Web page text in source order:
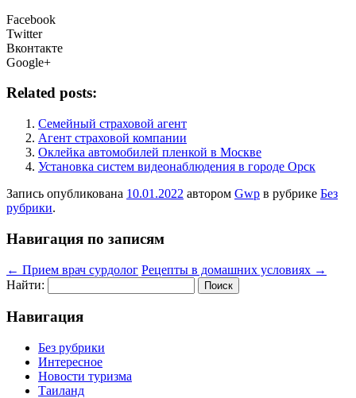
Facebook
Twitter
Вконтакте
Google+
Related posts:
Семейный страховой агент
Агент страховой компании
Оклейка автомобилей пленкой в Москве
Установка систем видеонаблюдения в городе Орск
Запись опубликована 10.01.2022 автором Gwp в рубрике Без
рубрики.
Навигация по записям
← Прием врач сурдолог Рецепты в домашних условиях →
Найти:
Навигация
Без рубрики
Интересное
Новости туризма
Таиланд